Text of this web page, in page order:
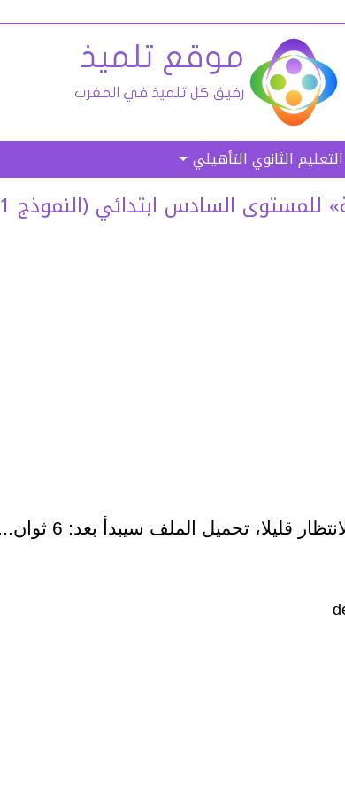
التعليم الثانوي التأهيلي
السادس ابتدائي (النموذج 01) – (غ. م)
قليلا، تحميل الملف سيبدأ بعد: 6 ثوان...